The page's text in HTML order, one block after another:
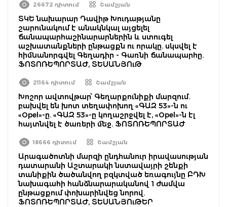
26672 դիտում Շամշյան
ՏԿԵ նախարար Դավիթ Խուդաթյանը
շարունակում է անակնկալ այցելել
ճանապարհաշինարարներին և ստուգել
աշխատանքների ընթացքն ու որակը. սկսվել է
հիմնանորգվել Գեղադիր - Գառնի ճանապարհը.
ՖՈՏՈՌԵՊՈՐՏԱԺ, ՏԵՍԱՆՅՈւԹ
21164 դիտում Շամշյան
Խոշոր ավտովթար՝ Գեղարքունիքի մարզում.
բախվել են խոտ տեղափոխող «ԳԱԶ 53»-ն ու
«Opel»-ը. «ԳԱԶ 53»-ը կողաշրջվել է, «Opel»-ն էլ
հայտնվել է ծառերի մեջ. ՖՈՏՈՌԵՊՈՐՏԱԺ
18666 դիտում Շամշյան
Արագածոտնի մարզի ընդհանուր իրավասության
դատարանի Աշտարակի նստավայրի շենքի
տանիքին ծածանվող բզկտված եռագույնը ԲԴԽ
նախագահի հանձնարարականով 1 ժամվա
ընթացքում փոխարինվեց նորով.
ՖՈՏՈՌԵՊՈՐՏԱԺ, ՏԵՍԱՆՅՈւԹԵՐ